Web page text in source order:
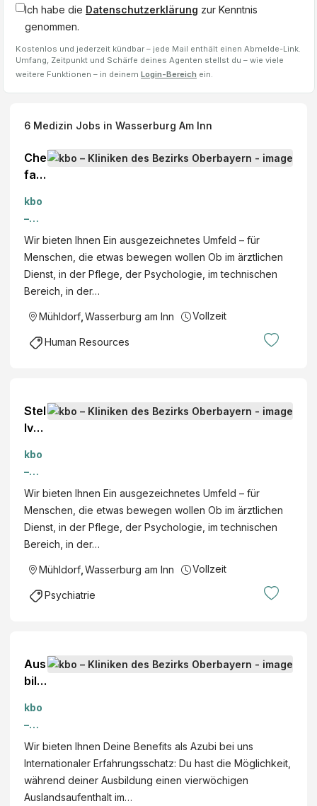
Ich habe die Datenschutzerklärung zur Kenntnis
genommen.
Kostenlos und jederzeit kündbar – jede Mail enthält einen Abmelde-Link.
Umfang, Zeitpunkt und Schärfe deines Agenten stellst du – wie viele
weitere Funktionen – in deinem Login-Bereich ein.
6 Medizin Jobs in Wasserburg Am Inn
Che
farz
bzw
Ma
ßre
gelv
ollz
ugsl
ng
Klini
k
for
ensi
sch
e
Psy
chi
atri
Wa
am
Inn,
Bay
kbo
–
Klini
ken
des
Bezi
Obe
rbay
Wir bieten Ihnen Ein ausgezeichnetes Umfeld – für
Menschen, die etwas bewegen wollen Ob im ärztlichen
Dienst, in der Pflege, der Psychologie, im technischen
Bereich, in der…
Mühldorf Wasserburg am Inn Vollzeit
Human Resources
Stel
lver
end
e
Ma
ßre
gelv
ollz
ugsl
ng
Klini
k
For
ensi
sch
e
Psy
chi
kbo
–
Klini
ken
des
Bezi
Obe
rbay
Wir bieten Ihnen Ein ausgezeichnetes Umfeld – für
Menschen, die etwas bewegen wollen Ob im ärztlichen
Dienst, in der Pflege, der Psychologie, im technischen
Bereich, in der…
Mühldorf Wasserburg am Inn Vollzeit
Psychiatrie
Aus
bild
zum
/zur
Pfle
gef
ach
fra
kbo
–
Klini
ken
des
Bezi
Wir bieten Ihnen Deine Benefits als Azubi bei uns
Internationaler Erfahrungsschatz: Du hast die Möglichkeit,
während deiner Ausbildung einen vierwöchigen
Auslandsaufenthalt im…